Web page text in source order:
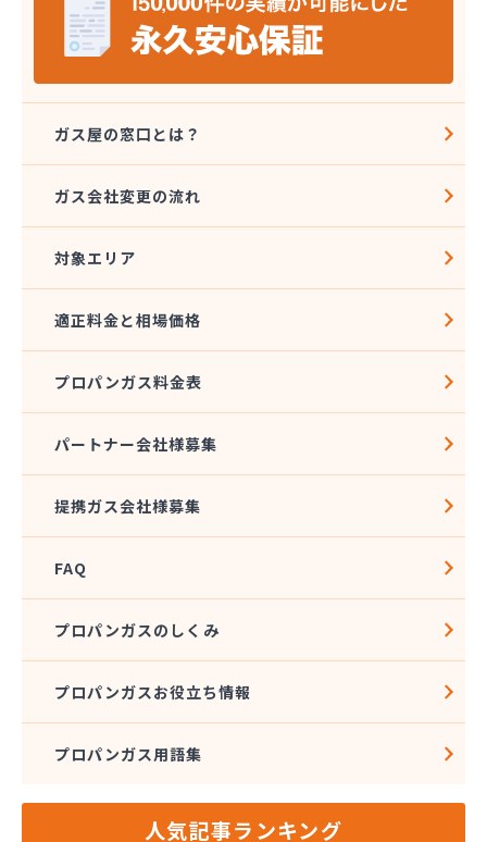
ガス屋の窓口とは？
ガス会社変更の流れ
対象エリア
適正料金と相場価格
プロパンガス料金表
パートナー会社様募集
提携ガス会社様募集
FAQ
プロパンガスのしくみ
プロパンガスお役立ち情報
プロパンガス用語集
人気記事ランキング